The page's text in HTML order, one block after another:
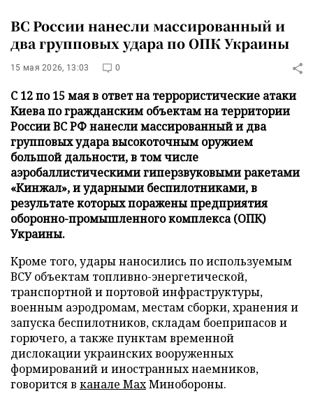
ВС России нанесли массированный и
два групповых удара по ОПК Украины
15 мая 2026, 13:03 0
С 12 по 15 мая в ответ на террористические атаки
Киева по гражданским объектам на территории
России ВС РФ нанесли массированный и два
групповых удара высокоточным оружием
большой дальности, в том числе
аэробаллистическими гиперзвуковыми ракетами
«Кинжал», и ударными беспилотниками, в
результате которых поражены предприятия
оборонно-промышленного комплекса (ОПК)
Украины.
Кроме того, удары наносились по используемым
ВСУ объектам топливно-энергетической,
транспортной и портовой инфраструктуры,
военным аэродромам, местам сборки, хранения и
запуска беспилотников, складам боеприпасов и
горючего, а также пунктам временной
дислокации украинских вооруженных
формирований и иностранных наемников,
говорится в канале MaxМинобороны.